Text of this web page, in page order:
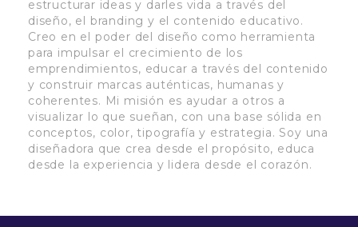
estructurar ideas y darles vida a través del
diseño, el branding y el contenido educativo.
Creo en el poder del diseño como herramienta
para impulsar el crecimiento de los
emprendimientos, educar a través del contenido
y construir marcas auténticas, humanas y
coherentes. Mi misión es ayudar a otros a
visualizar lo que sueñan, con una base sólida en
conceptos, color, tipografía y estrategia. Soy una
diseñadora que crea desde el propósito, educa
desde la experiencia y lidera desde el corazón.